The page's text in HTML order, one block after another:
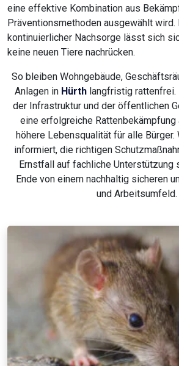
eine effektive Kombination aus
Präventionsmethoden ausgewählt wird.
kontinuierlicher Nachsorge lässt sich
keine neuen Tiere nachrücken.
So bleiben Wohngebäude,
Anlagen in Hürthlangfristig rattenfrei.
der Infrastruktur und der öffentlichen
eine erfolgreiche Rattenbekämpfung
höhere Lebensqualität für alle
informiert, die richtigen
Ernstfall auf fachliche Unterstützung
Ende von einem nachhaltig sicheren
und Arbeitsumfeld.